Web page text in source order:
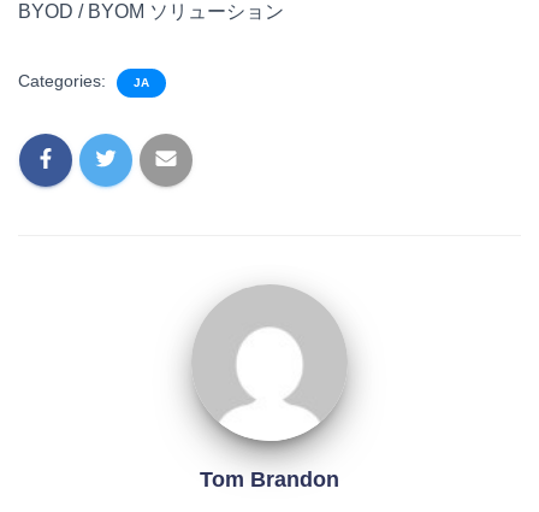
BYOD / BYOM ソリューション
Categories: JA
Tom Brandon